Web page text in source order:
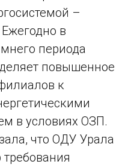
–
Ежегодно в
периода
повышенное
к
в условиях ОЗП.
что ОДУ Урала